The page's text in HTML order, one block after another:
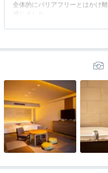
全体的にバリアフリーとはかけ
感じました。
（建物を増築かなにかした時に
段）
②大浴場の脱衣所が地下一階の
なければならず（エレベーター
に、脱衣所から大浴場に行くま
らなければならず、とても大変
部屋と食事はそれなりに良かっ
ーの観点で残念でした。
泊まったのが2年前なので、時代
改善されていると願っております
アクセス 4.0 コスパ 評価なし 客室